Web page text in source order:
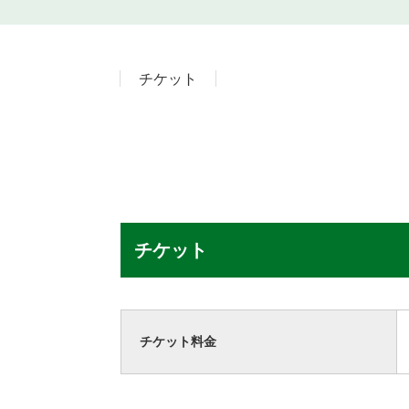
チケット
チケット
チケット料金